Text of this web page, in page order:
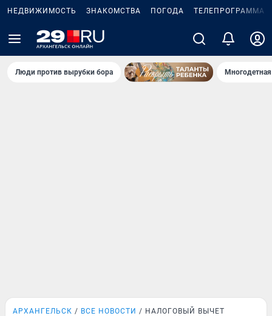
НЕДВИЖИМОСТЬ ЗНАКОМСТВА ПОГОДА ТЕЛЕПРОГРАММА
Люди против вырубки бора
АРХАНГЕЛЬСК ВСЕ НОВОСТИ НАЛОГОВЫЙ ВЫЧЕТ